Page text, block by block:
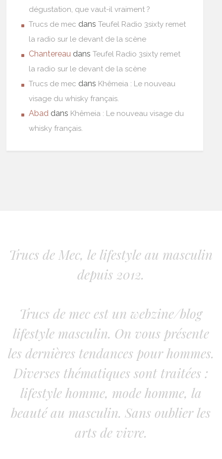
dégustation, que vaut-il vraiment ?
Trucs de mec dansTeufel Radio 3sixty remet
la radio sur le devant de la scène
Chantereau dansTeufel Radio 3sixty remet
la radio sur le devant de la scène
Trucs de mec dans Khêmeia : Le nouveau
visage du whisky français.
Abad dans Khêmeia : Le nouveau visage du
whisky français.
Trucs de Mec, le lifestyle au masculin
depuis 2012.
Trucs de mec est un webzine/blog
lifestyle masculin. On vous présente
les dernières tendances pour hommes.
Diverses thématiques sont traitées :
lifestyle homme, mode homme, la
beauté au masculin. Sans oublier les
arts de vivre.